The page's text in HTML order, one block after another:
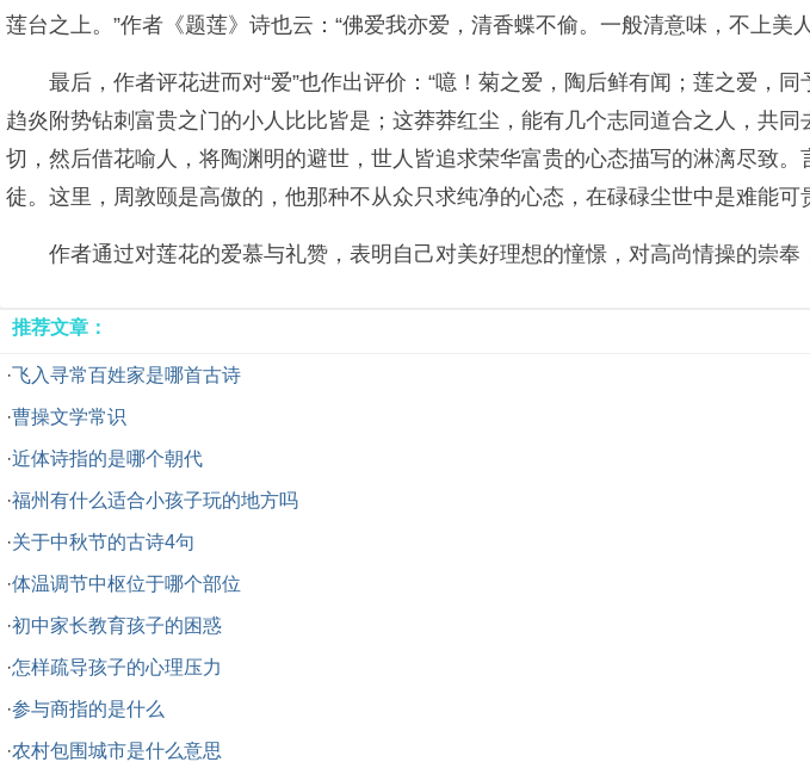
莲台之上。”作者《题莲》诗也云：“佛爱我亦爱，清香蝶不偷。一般清意味，不上美
最后，作者评花进而对“爱”也作出评价：“噫！菊之爱，陶后鲜有闻；莲之爱，
趋炎附势钻刺富贵之门的小人比比皆是；这莽莽红尘，能有几个志同道合之人，共
切，然后借花喻人，将陶渊明的避世，世人皆追求荣华富贵的心态描写的淋漓尽致
徒。这里，周敦颐是高傲的，他那种不从众只求纯净的心态，在碌碌尘世中是难能
作者通过对莲花的爱慕与礼赞，表明自己对美好理想的憧憬，对高尚情操的崇奉
推荐文章：
·飞入寻常百姓家是哪首古诗
·曹操文学常识
·近体诗指的是哪个朝代
·福州有什么适合小孩子玩的地方吗
·关于中秋节的古诗4句
·体温调节中枢位于哪个部位
·初中家长教育孩子的困惑
·怎样疏导孩子的心理压力
·参与商指的是什么
·农村包围城市是什么意思